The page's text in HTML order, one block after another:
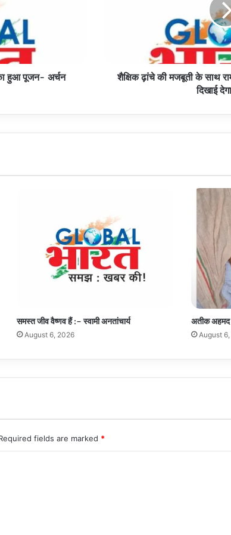
का हुआ पूजन- अर्चन
बुनियादी
दिखाई
शैक्षिक ढ़ांचे की मजबूती के साथ
दिखाई
समस्त जीव वैष्णव हैं :– स्वामी अनतांचार्य
August 6, 2026
अतीक अहमद
August
fields are marked *